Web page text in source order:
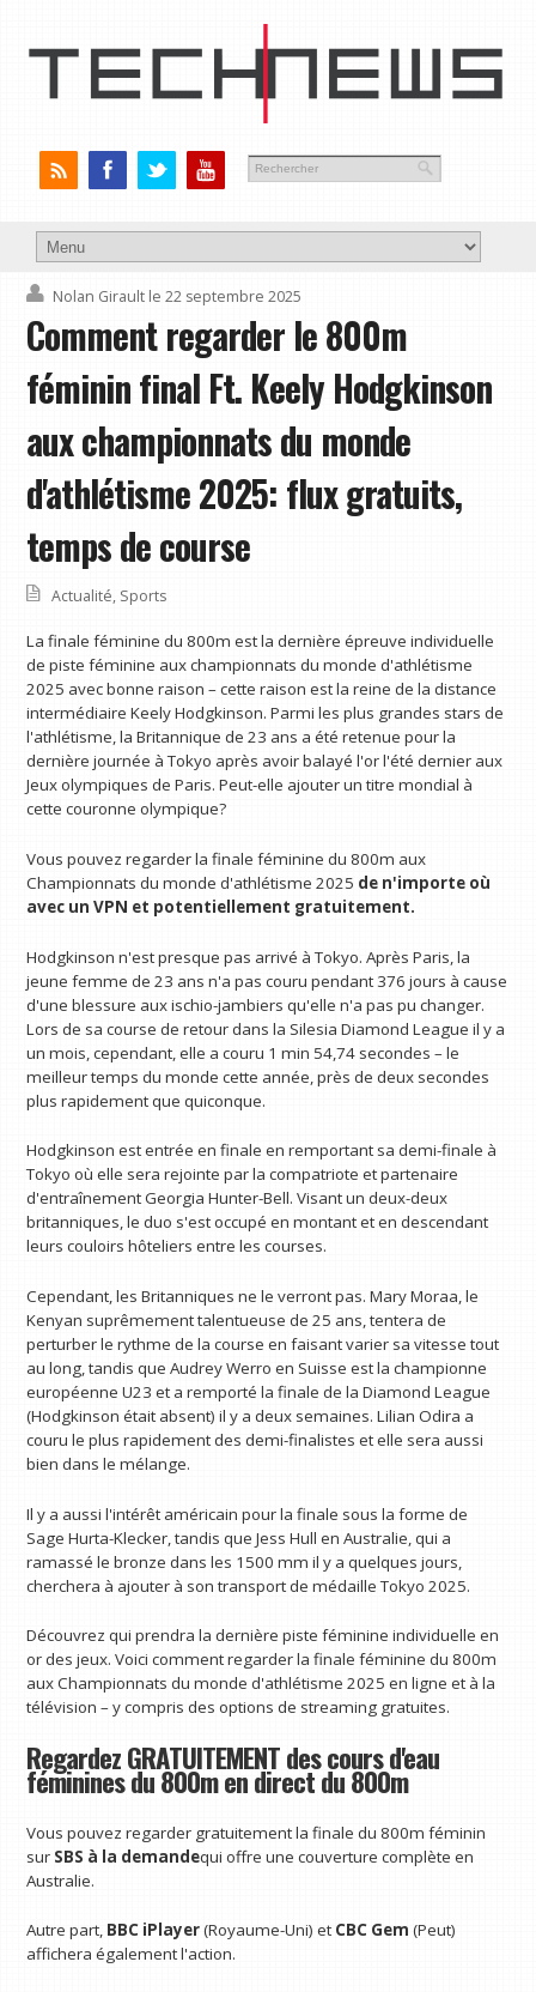
Nolan Girault le 22 septembre 2025
Comment regarder le 800m
féminin final Ft. Keely Hodgkinson
aux championnats du monde
d'athlétisme 2025: flux gratuits,
temps de course
Actualité, Sports
La finale féminine du 800m est la dernière épreuve individuelle
de piste féminine aux championnats du monde d'athlétisme
2025 avec bonne raison – cette raison est la reine de la distance
intermédiaire Keely Hodgkinson. Parmi les plus grandes stars de
l'athlétisme, la Britannique de 23 ans a été retenue pour la
dernière journée à Tokyo après avoir balayé l'or l'été dernier aux
Jeux olympiques de Paris. Peut-elle ajouter un titre mondial à
cette couronne olympique?
Vous pouvez regarder la finale féminine du 800m aux
Championnats du monde d'athlétisme 2025 de n'importe où
avec un VPN et potentiellement gratuitement.
Hodgkinson n'est presque pas arrivé à Tokyo. Après Paris, la
jeune femme de 23 ans n'a pas couru pendant 376 jours à cause
d'une blessure aux ischio-jambiers qu'elle n'a pas pu changer.
Lors de sa course de retour dans la Silesia Diamond League il y a
un mois, cependant, elle a couru 1 min 54,74 secondes – le
meilleur temps du monde cette année, près de deux secondes
plus rapidement que quiconque.
Hodgkinson est entrée en finale en remportant sa demi-finale à
Tokyo où elle sera rejointe par la compatriote et partenaire
d'entraînement Georgia Hunter-Bell. Visant un deux-deux
britanniques, le duo s'est occupé en montant et en descendant
leurs couloirs hôteliers entre les courses.
Cependant, les Britanniques ne le verront pas. Mary Moraa, le
Kenyan suprêmement talentueuse de 25 ans, tentera de
perturber le rythme de la course en faisant varier sa vitesse tout
au long, tandis que Audrey Werro en Suisse est la championne
européenne U23 et a remporté la finale de la Diamond League
(Hodgkinson était absent) il y a deux semaines. Lilian Odira a
couru le plus rapidement des demi-finalistes et elle sera aussi
bien dans le mélange.
Il y a aussi l'intérêt américain pour la finale sous la forme de
Sage Hurta-Klecker, tandis que Jess Hull en Australie, qui a
ramassé le bronze dans les 1500 mm il y a quelques jours,
cherchera à ajouter à son transport de médaille Tokyo 2025.
Découvrez qui prendra la dernière piste féminine individuelle en
or des jeux. Voici comment regarder la finale féminine du 800m
aux Championnats du monde d'athlétisme 2025 en ligne et à la
télévision – y compris des options de streaming gratuites.
Regardez GRATUITEMENT des cours d'eau
féminines du 800m en direct du 800m
Vous pouvez regarder gratuitement la finale du 800m féminin
sur SBS à la demandequi offre une couverture complète en
Australie.
Autre part, BBC iPlayer(Royaume-Uni) et CBC Gem (Peut)
affichera également l'action.